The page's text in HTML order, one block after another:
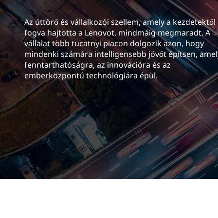
k
r
z
s
e
Az úttörő és vállalkozói szellem, amely a kezdetektől
fogva hajtotta a Lenovot, mindmáig megmaradt. A
vállalat több tucatnyi piacon dolgozik azon, hogy
mindenki számára intelligensebb jövőt építsen,
fenntarthatóságra, az innovációra és az
emberközpontú technológiára épül.